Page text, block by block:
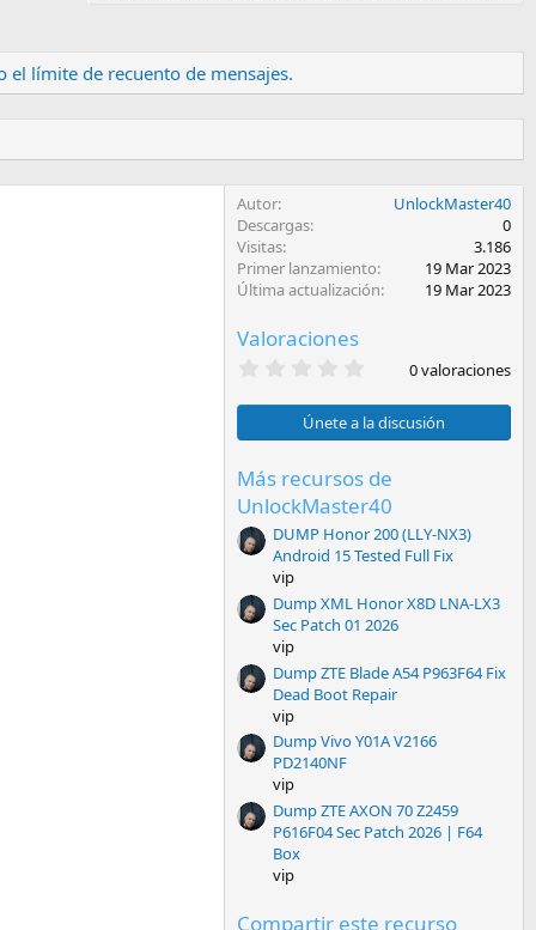
el límite de recuento de mensajes.
Autor
UnlockMaster40
Descargas
0
Visitas
3.186
Primer lanzamiento
19 Mar 2023
Última actualización
19 Mar 2023
Valoraciones
0
0
e
t
r
e
l
l
a
s
)
0 valoraciones
Únete a la discusión
Más recursos de
UnlockMaster40
DUMP Honor 200 (LLY-NX3)
Android 15 Tested Full Fix
vip
Dump XML Honor X8D LNA-LX3
Sec Patch 01 2026
vip
Dump ZTE Blade A54 P963F64 Fix
Dead Boot Repair
vip
Dump Vivo Y01A V2166
PD2140NF
vip
Dump ZTE AXON 70 Z2459
P616F04 Sec Patch 2026 | F64
Box
vip
Compartir este recurso